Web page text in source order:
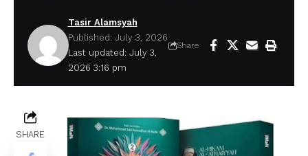
Last updated: July 3,
2026 3:16 pm
Tasir Alamsyah
Published: July 3, 2026
Share
SHARE